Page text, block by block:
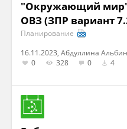
"Окружающий мир"
ОВЗ (ЗПР вариант
Планирование
16.11.2023, Абдуллина
0
328 0 4